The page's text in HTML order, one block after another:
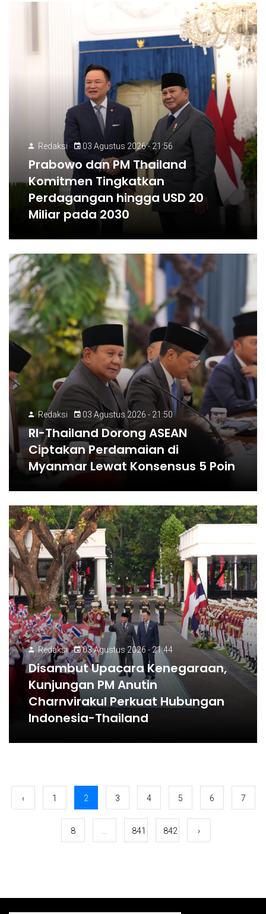
Redaksi 03 Agustus 2026 - 21:56
Prabowo dan PM Thailand
Komitmen Tingkatkan
Perdagangan hingga USD 20
Miliar pada 2030
Redaksi 03 Agustus 2026 - 21:50
RI-Thailand Dorong ASEAN
Ciptakan Perdamaian di
Myanmar Lewat Konsensus 5 Poin
Redaksi 03 Agustus 2026 - 21:44
Disambut Upacara Kenegaraan,
Kunjungan PM Anutin
Charnvirakul Perkuat Hubungan
Indonesia-Thailand
‹ 1 2 3 4 5 6 7
8 841 842 ›